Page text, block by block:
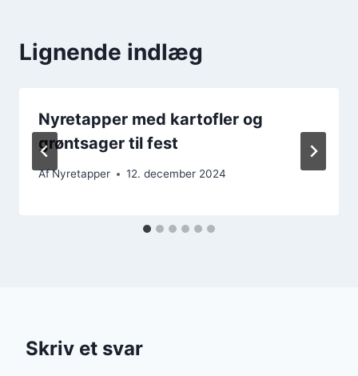
Lignende indlæg
Nyretapper med kartofler og
grøntsager til fest
AfNyretapper 12. december 2024
Skriv et svar